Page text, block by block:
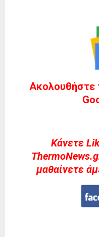
Ακολουθήστε
Kάνετε
μαθαίνετε